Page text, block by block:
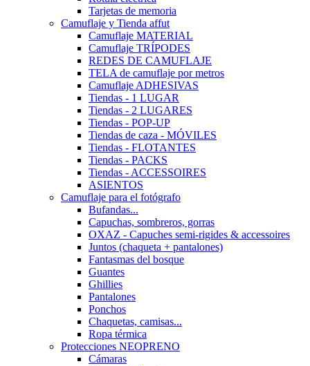
Tarjetas de memoria
Camuflaje y Tienda affut
Camuflaje MATERIAL
Camuflaje TRÍPODES
REDES DE CAMUFLAJE
TELA de camuflaje por metros
Camuflaje ADHESIVAS
Tiendas - 1 LUGAR
Tiendas - 2 LUGARES
Tiendas - POP-UP
Tiendas de caza - MÓVILES
Tiendas - FLOTANTES
Tiendas - PACKS
Tiendas - ACCESSOIRES
ASIENTOS
Camuflaje para el fotógrafo
Bufandas...
Capuchas, sombreros, gorras
OXAZ - Capuches semi-rigides & accessoires
Juntos (chaqueta + pantalones)
Fantasmas del bosque
Guantes
Ghillies
Pantalones
Ponchos
Chaquetas, camisas...
Ropa térmica
Protecciones NEOPRENO
Cámaras